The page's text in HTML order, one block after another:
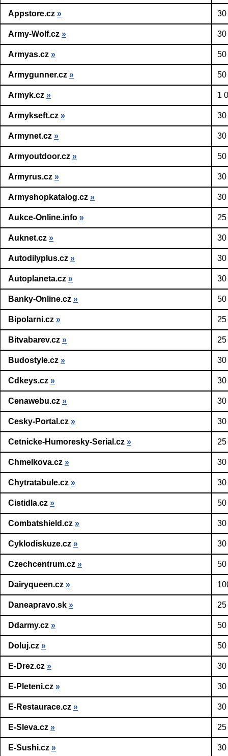
Appstore.cz » 30
Army-Wolf.cz » 30
Armyas.cz » 50
Armygunner.cz » 50
Armyk.cz » 1
Armykseft.cz » 30
Armynet.cz » 30
Armyoutdoor.cz » 50
Armyrus.cz » 30
Armyshopkatalog.cz » 30
Aukce-Online.info »
Auknet.cz » 30
Autodilyplus.cz » 30
Autoplaneta.cz » 30
Banky-Online.cz » 50
Bipolarni.cz »
Bitvabarev.cz »
Budostyle.cz » 30
Cdkeys.cz » 30
Cenawebu.cz » 30
Cesky-Portal.cz » 30
Cetnicke-Humoresky-Serial.cz »
Chmelkova.cz » 30
Chytratabule.cz » 30
Cistidla.cz » 50
Combatshield.cz » 30
Cyklodiskuze.cz » 30
Czechcentrum.cz » 50
Dairyqueen.cz »
Daneapravo.sk »
Ddarmy.cz » 50
Doluj.cz » 50
E-Drez.cz » 30
E-Pleteni.cz » 30
E-Restaurace.cz » 30
E-Sleva.cz »
E-Sushi.cz » 30